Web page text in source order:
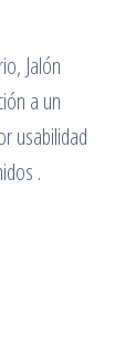
Jalón
a un
usabilidad
.